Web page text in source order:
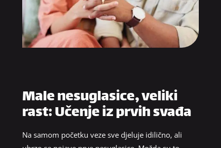
Male nesuglasice, veliki
rast: Učenje iz prvih svađa
Na samom početku veze sve djeluje idilično, ali